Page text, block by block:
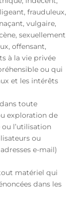
frauduleux,
vulgaire,
sexuellement
offensant,
à la vie privée
ou qui
et les intérêts
toute
exploration de
l’utilisation
ou
e-mail)
matériel qui
dans les